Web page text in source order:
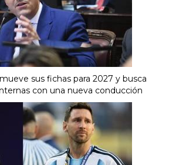
sus fichas para 2027 y busca
con una nueva conducción